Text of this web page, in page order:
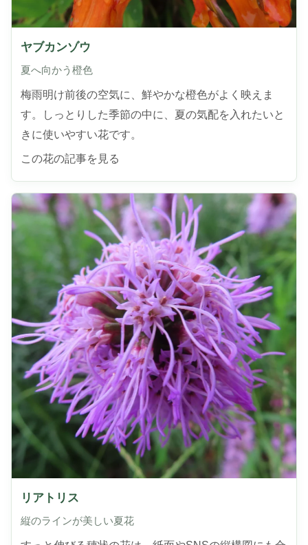
ヤブカンゾウ
夏へ向かう橙色
梅雨明け前後の空気に、鮮やかな橙色がよく映えま
す。しっとりした季節の中に、夏の気配を入れたいと
きに使いやすい花です。
この花の記事を見る
リアトリス
縦のラインが美しい夏花